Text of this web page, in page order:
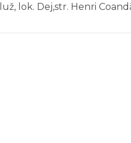
lok. Dej,str. Henri